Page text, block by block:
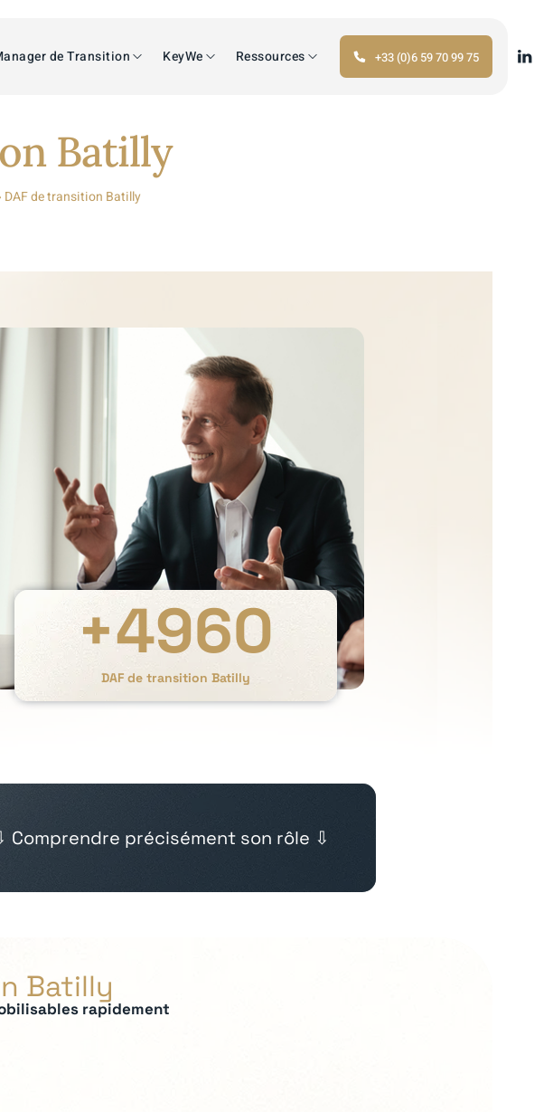
de Transition KeyWe Ressources +33 (0)6 59 70 99 75
Batilly
DAF de transition Batilly
DAF de transition Batilly
+4960
Comprendre précisément son rôle ⇩
Batilly
rapidement